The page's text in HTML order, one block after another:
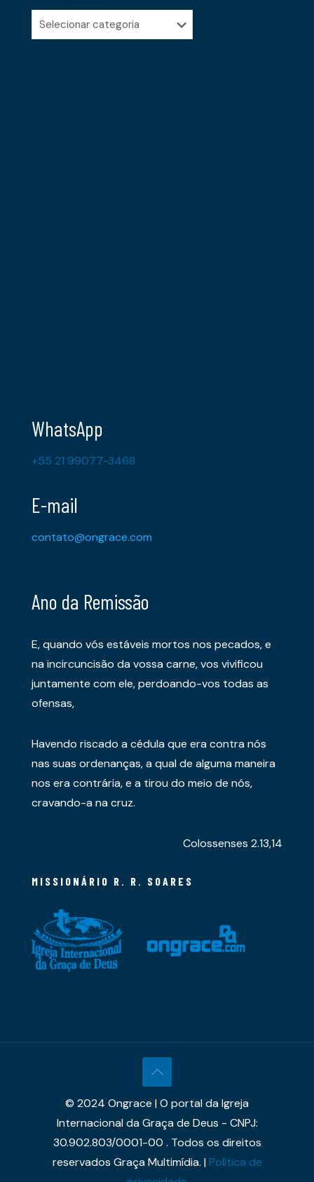
Categorias
WhatsApp
+55 21 99077-3468
E-mail
contato@ongrace.com
Ano da Remissão
E, quando vós estáveis mortos nos pecados, e
na incircuncisão da vossa carne, vos vivificou
juntamente com ele, perdoando-vos todas as
ofensas,
Havendo riscado a cédula que era contra nós
nas suas ordenanças, a qual de alguma maneira
nos era contrária, e a tirou do meio de nós,
cravando-a na cruz.
Colossenses 2.13,14
MISSIONÁRIO R. R. SOARES
© 2024 Ongrace | O portal da Igreja
Internacional da Graça de Deus - CNPJ:
30.902.803/0001-00 . Todos os direitos
reservados Graça Multimídia. |Política de